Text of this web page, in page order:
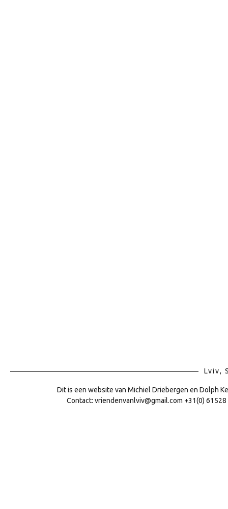
Lviv,
Dit is een website van Michiel Driebergen en Dolph
Contact: vriendenvanlviv@gmail.com +31(0)